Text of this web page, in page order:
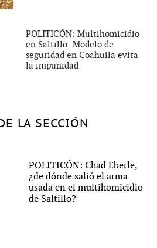
POLITICÓN: Multihomicidio
en Saltillo: Modelo de
seguridad en Coahuila evita
la impunidad
LA SECCIÓN
POLITICÓN: Chad Eberle,
¿de dónde salió el arma
usada en el multihomicidio
de Saltillo?